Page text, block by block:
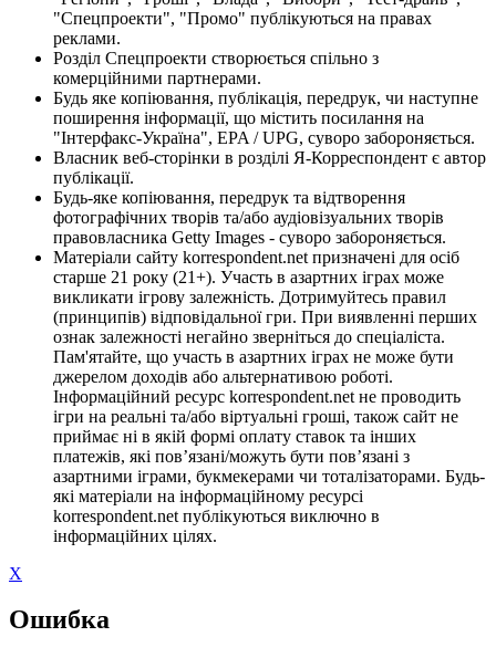
"Спецпроекти", "Промо" публікуються на правах
реклами.
Розділ Спецпроекти створюється спільно з
комерційними партнерами.
Будь яке копіювання, публікація, передрук, чи наступне
поширення інформації, що містить посилання на
"Інтерфакс-Україна", EPA / UPG, суворо забороняється.
Власник веб-сторінки в розділі Я-Корреспондент є автор
публікації.
Будь-яке копіювання, передрук та відтворення
фотографічних творів та/або аудіовізуальних творів
правовласника Getty Images - суворо забороняється.
Матеріали сайту korrespondent.net призначені для осіб
старше 21 року (21+). Участь в азартних іграх може
викликати ігрову залежність. Дотримуйтесь правил
(принципів) відповідальної гри. При виявленні перших
ознак залежності негайно зверніться до спеціаліста.
Пам'ятайте, що участь в азартних іграх не може бути
джерелом доходів або альтернативою роботі.
Інформаційний ресурс korrespondent.net не проводить
ігри на реальні та/або віртуальні гроші, також сайт не
приймає ні в якій формі оплату ставок та інших
платежів, які пов’язані/можуть бути пов’язані з
азартними іграми, букмекерами чи тоталізаторами. Будь-
які матеріали на інформаційному ресурсі
korrespondent.net публікуються виключно в
інформаційних цілях.
X
Ошибка